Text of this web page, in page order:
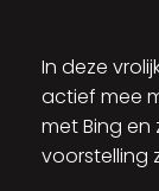
In deze
actief mee
met Bing en
voorstelling